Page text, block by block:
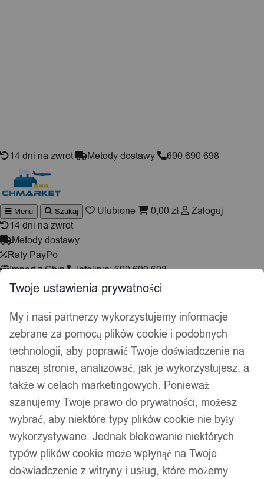
14 dni na zwrot Metody dostawy 690 690 698
Wyszukiwarka
produktów
Menu Szukaj Ulubione 0,00 zł
Zaloguj
14 dni na zwrot
Metody dostawy
Raty PayPo
Import z Chin
Infolinia: 690 690 698
Wyszukiwarka
produktów
Hej, zaloguj się! Ulubione 0,00 zł
Akcesoria wędkarskie
Psy i koty
Kuchnia
Łazienka
Dekoracje i ozdoby
Drukarki do etykiet
Twoje ustawienia prywatności
My i nasi partnerzy wykorzystujemy informacje
zebrane za pomocą plików cookie i podobnych
technologii, aby poprawić Twoje doświadczenie na
naszej stronie, analizować, jak je wykorzystujesz, a
także w celach marketingowych. Ponieważ
szanujemy Twoje prawo do prywatności, możesz
wybrać, aby niektóre typy plików cookie nie były
wykorzystywane. Jednak blokowanie niektórych
typów plików cookie może wpłynąć na Twoje
doświadczenie z witryny i usług, które możemy